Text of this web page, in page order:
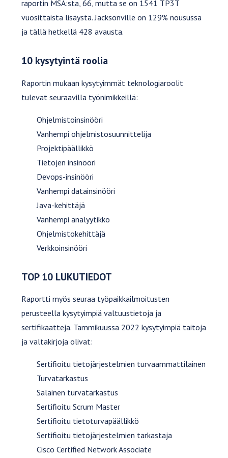
raportin MSA:sta, 66, mutta se on 1541 TP3T
vuosittaista lisäystä. Jacksonville on 129% nousussa
ja tällä hetkellä 428 avausta.
10 kysytyintä roolia
Raportin mukaan kysytyimmät teknologiaroolit
tulevat seuraavilla työnimikkeillä:
Ohjelmistoinsinööri
Vanhempi ohjelmistosuunnittelija
Projektipäällikkö
Tietojen insinööri
Devops-insinööri
Vanhempi datainsinööri
Java-kehittäjä
Vanhempi analyytikko
Ohjelmistokehittäjä
Verkkoinsinööri
TOP 10 LUKUTIEDOT
Raportti myös seuraa työpaikkailmoitusten
perusteella kysytyimpiä valtuustietoja ja
sertifikaatteja. Tammikuussa 2022 kysytyimpiä taitoja
ja valtakirjoja olivat:
Sertifioitu tietojärjestelmien turvaammattilainen
Turvatarkastus
Salainen turvatarkastus
Sertifioitu Scrum Master
Sertifioitu tietoturvapäällikkö
Sertifioitu tietojärjestelmien tarkastaja
Cisco Certified Network Associate